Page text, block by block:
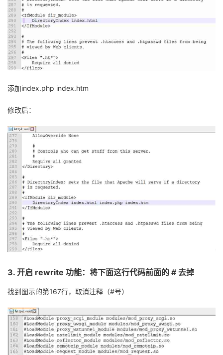
添加index.php index.htm
修改后：
3. 开启 rewrite 功能：将下面这行代码前面的 # 去掉
找到图示的第167行，取消注释（#号）